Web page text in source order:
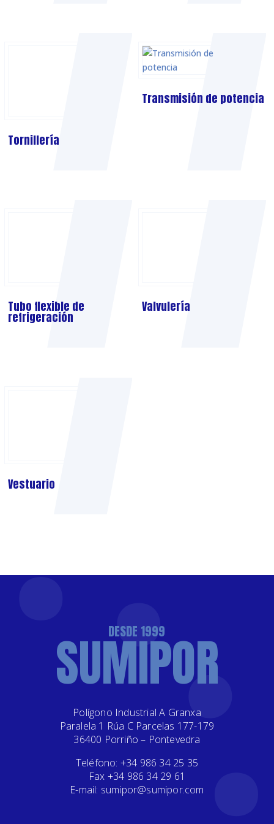
Tornillería
Transmisión de potencia
Tubo flexible de
refrigeración
Vestuario
DESDE 1999
SUMIPOR
Polígono Industrial A Granxa
Paralela 1 Rúa C Parcelas 177-179
36400 Porriño – Pontevedra
Teléfono: +34 986 34 25 35
Fax +34 986 34 29 61
E-mail: sumipor@sumipor.com